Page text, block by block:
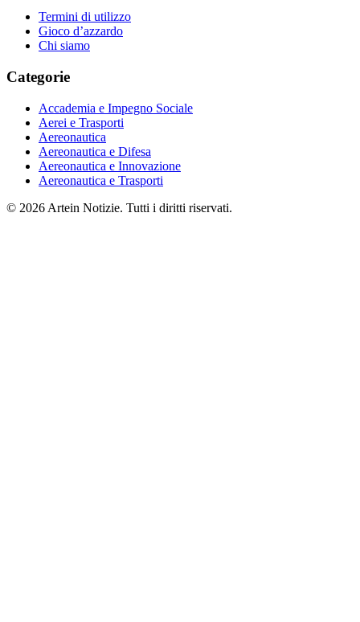
Termini di utilizzo
Gioco d’azzardo
Chi siamo
Categorie
Accademia e Impegno Sociale
Aerei e Trasporti
Aereonautica
Aereonautica e Difesa
Aereonautica e Innovazione
Aereonautica e Trasporti
© 2026 Artein Notizie. Tutti i diritti riservati.